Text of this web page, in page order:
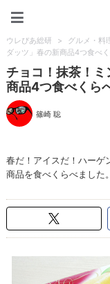
ウレぴあ総研 > グルメ・料
ダッツ」春の新商品4つ食べ
チョコ！抹茶！
商品4つ食べくら
篠崎 聡
春だ！アイスだ！ハーゲ
商品を食べくらべました